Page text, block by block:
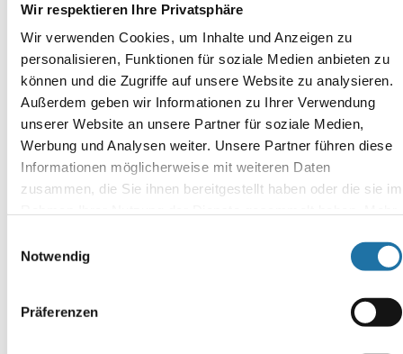
Wir respektieren Ihre Privatsphäre
Wir verwenden Cookies, um Inhalte und Anzeigen zu
personalisieren, Funktionen für soziale Medien anbieten zu
können und die Zugriffe auf unsere Website zu analysieren.
Außerdem geben wir Informationen zu Ihrer Verwendung
unserer Website an unsere Partner für soziale Medien,
Werbung und Analysen weiter. Unsere Partner führen diese
Informationen möglicherweise mit weiteren Daten
zusammen, die Sie ihnen bereitgestellt haben oder die sie im
Notwendig
Präferenzen
Autor:
Mag. Wolfgang Grabner
Deine E-Mail-Adresse wird nicht veröffentlicht. Erforderliche
Felder sind mit *markiert